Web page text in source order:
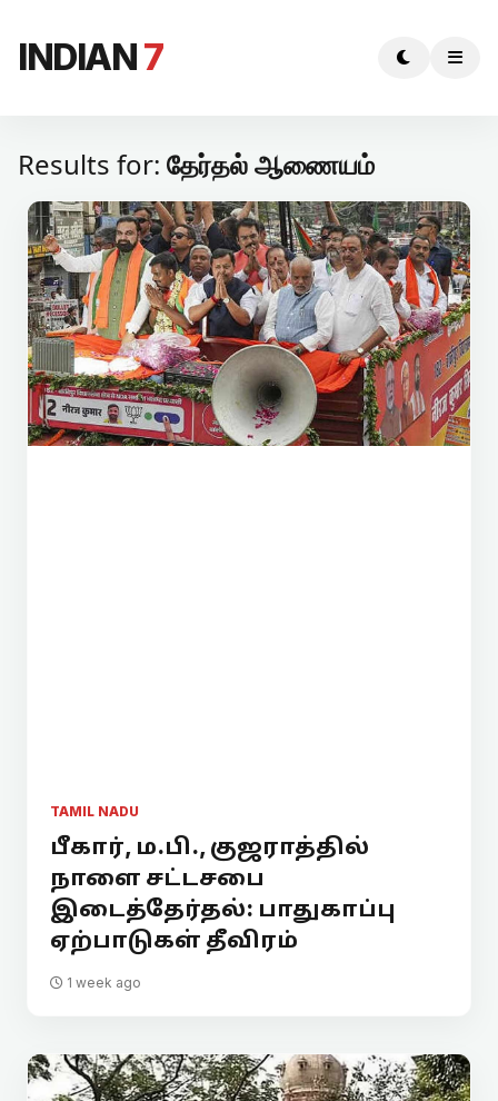
INDIAN7
Results for: தேர்தல் ஆணையம்
TAMIL NADU
பீகார், ம.பி., குஜராத்தில்
நாளை சட்டசபை
இடைத்தேர்தல்: பாதுகாப்பு
ஏற்பாடுகள் தீவிரம்
1 week ago